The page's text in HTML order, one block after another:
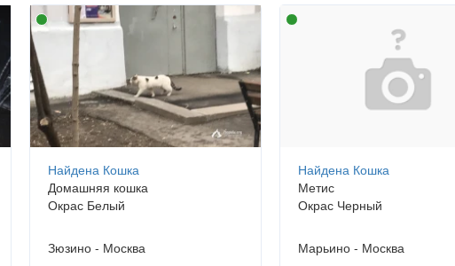
Найдена Кошка
Домашняя кошка
Окрас Белый
Зюзино - Москва
Найдена Кошка
Метис
Окрас Черный
Марьино - Москва